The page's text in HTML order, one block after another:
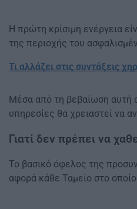
Η πρώτη κρίσιμη ενέργεια
της περιοχής του
Τι αλλάζει στις συντάξεις
Μέσα από τη βεβαίωση αυτή
υπηρεσίες θα χρειαστεί να
Γιατί δεν πρέπει να
Το βασικό όφελος της
αφορά κάθε Ταμείο στο